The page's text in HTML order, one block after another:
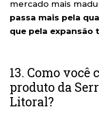
mercado mais
passa mais pela
que pela expansão
13. Como você
produto da
Litoral?